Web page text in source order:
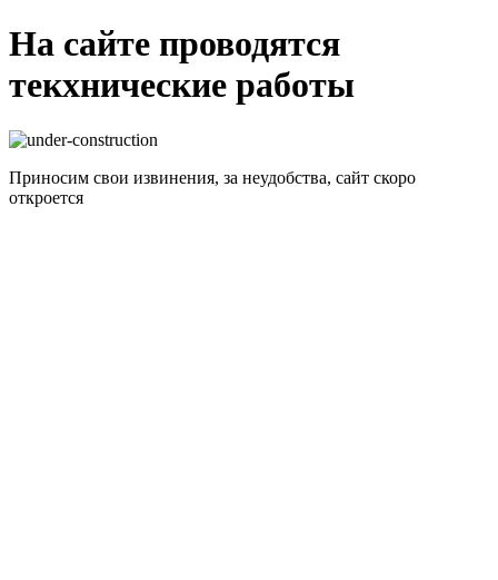
На сайте проводятся
текхнические работы
Приносим свои извинения, за неудобства, сайт скоро
откроется